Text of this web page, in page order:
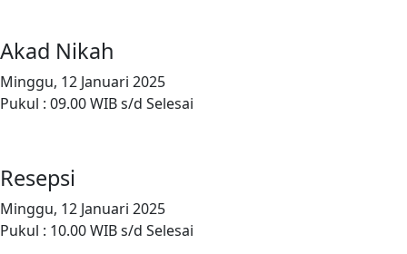
Akad Nikah
Minggu, 12 Januari 2025
Pukul : 09.00 WIB s/d Selesai
Resepsi
Minggu, 12 Januari 2025
Pukul : 10.00 WIB s/d Selesai